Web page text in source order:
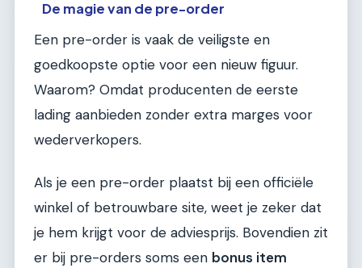
De magie van de pre-order
Een pre-order is vaak de veiligste en
goedkoopste optie voor een nieuw figuur.
Waarom? Omdat producenten de eerste
lading aanbieden zonder extra marges voor
wederverkopers.
Als je een pre-order plaatst bij een officiële
winkel of betrouwbare site, weet je zeker dat
je hem krijgt voor de adviesprijs. Bovendien zit
er bij pre-orders soms een bonus item